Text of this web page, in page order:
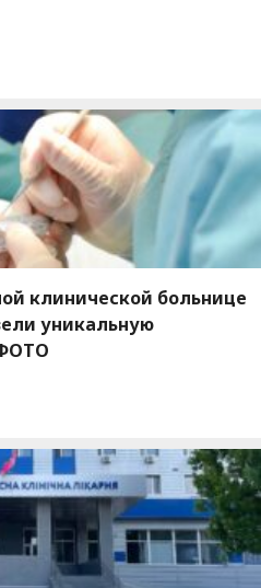
клинической больнице
уникальную